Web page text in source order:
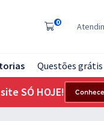
0
Questões grátis
SÓ HOJE!